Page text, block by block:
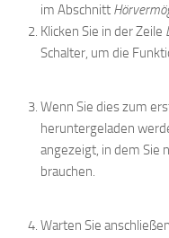
im Abschnitt
Klicken Sie in der Zeile
Schalter, um die
Wenn Sie dies zum
heruntergeladen
angezeigt, in dem Sie
brauchen.
Warten Sie